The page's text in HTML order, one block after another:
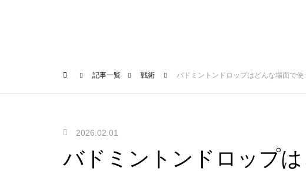
記事一覧 戦術 バドミントンドロップはどんな場面で
2026.02.01
バドミントンドロップ